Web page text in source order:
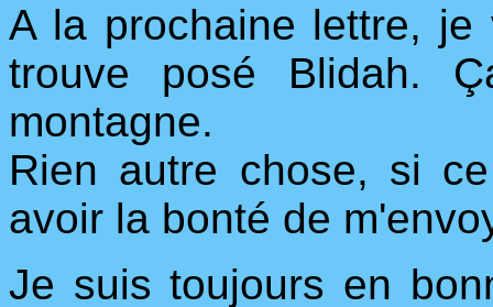
A la prochaine lettre, je
trouve posé Blidah.
montagne.
Rien autre chose, si
avoir la bonté de
Je suis toujours en